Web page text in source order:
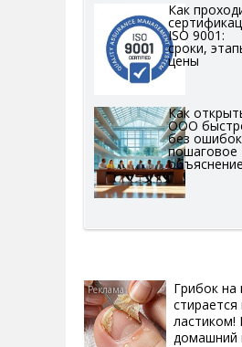
Как
ISO 9001:
сроки,
цены
Как
ООО
без
пошаговое
Грибок на
стирается
ластиком!
домашний